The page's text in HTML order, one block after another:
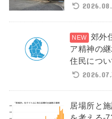
郊外
ア精神の
住民につい
居場所と